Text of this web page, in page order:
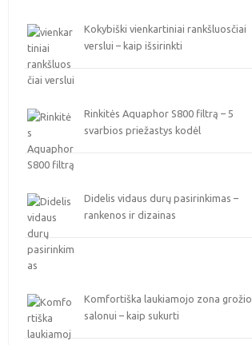
Kokybiški vienkartiniai rankšluosčiai
verslui – kaip išsirinkti
Rinkitės Aquaphor S800 filtrą – 5
svarbios priežastys kodėl
Didelis vidaus durų pasirinkimas –
rankenos ir dizainas
Komfortiška laukiamojo zona grožio
salonui – kaip sukurti